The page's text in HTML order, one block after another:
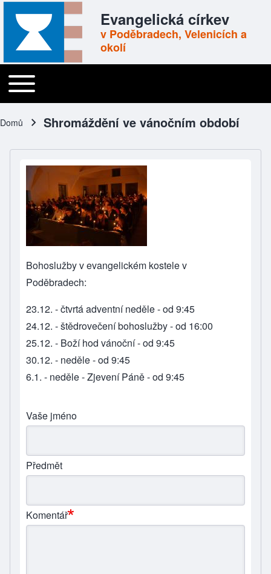
Evangelická církev
v Poděbradech, Velenicích a
okolí
Main navigation
Toggle main menu
Domů Shromáždění ve vánočním období
Bohoslužby v evangelickém kostele v
Poděbradech:
23.12. - čtvrtá adventní neděle - od 9:45
24.12. - štědrovečení bohoslužby - od 16:00
25.12. - Boží hod vánoční - od 9:45
30.12. - neděle - od 9:45
6.1. - neděle - Zjevení Páně - od 9:45
Vaše jméno
Předmět
Komentář